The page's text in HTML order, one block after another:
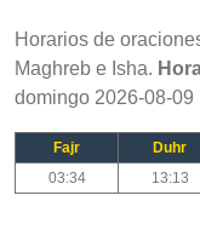
Horarios de
Maghreb e Isha.
domingo 2026-08-09
Fajr Duhr
03:34
13:13